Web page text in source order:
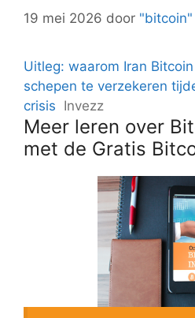
19 mei 2026 door
Uitleg: waarom Iran
schepen te verzekeren
crisis Invezz
Meer leren over
met de Gratis